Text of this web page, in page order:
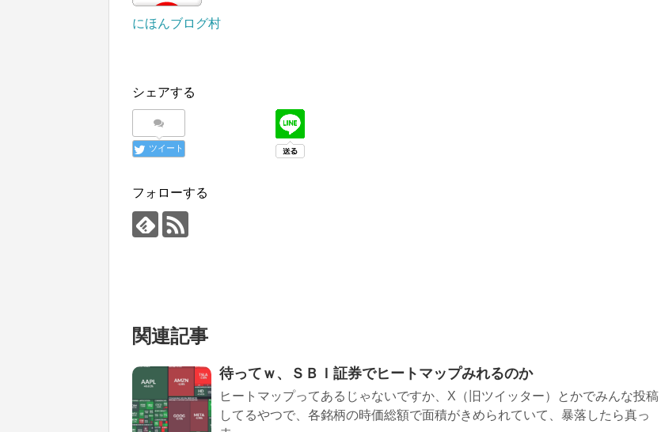
にほんブログ村
シェアする
ツイート
フォローする
関連記事
待ってｗ、ＳＢＩ証券でヒートマップみれるのか
ヒートマップってあるじゃないですか、X（旧ツイッター）とかでみんな投稿
してるやつで、各銘柄の時価総額で面積がきめられていて、暴落したら真っ